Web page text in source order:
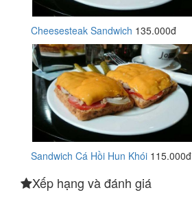
Cheesesteak Sandwich 135.000đ
Sandwich Cá Hồi Hun Khói 115.000đ
Xếp hạng và đánh giá